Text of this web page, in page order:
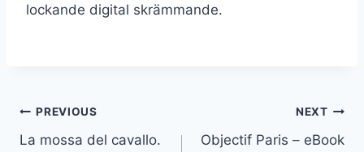
lockande digital skrämmande.
PREVIOUS
La mossa del cavallo.
NEXT
Objectif Paris – eBook